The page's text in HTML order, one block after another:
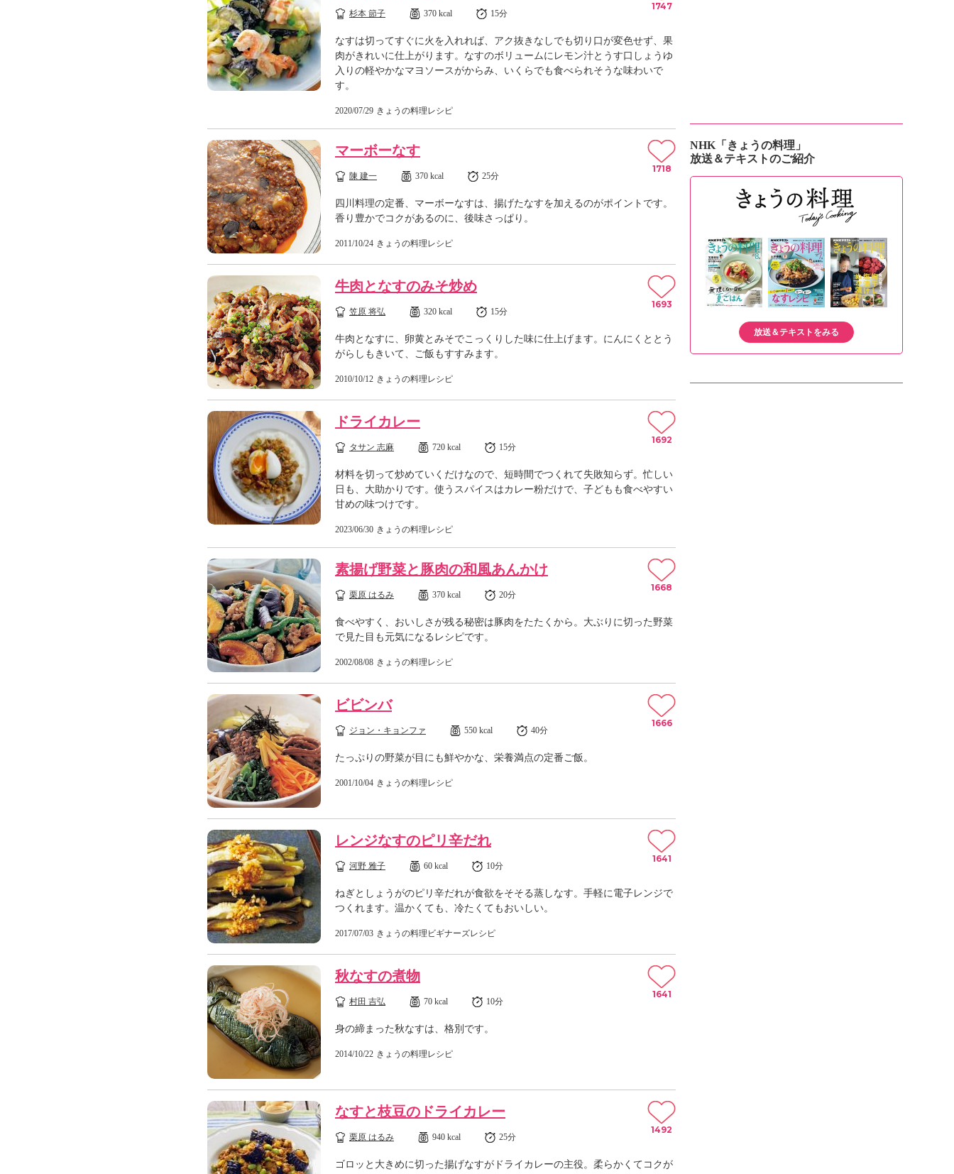
杉本 節子 370 kcal 15分
なすは切ってすぐに火を入れれば、アク抜きなしでも切り口が変色せず、果
肉がきれいに仕上がります。なすのボリュームにレモン汁とうす口しょうゆ
入りの軽やかなマヨソースがからみ、いくらでも食べられそうな味わいで
す。
2020/07/29 きょうの料理レシピ
1747
マーボーなす
陳 建一 370 kcal 25分
四川料理の定番、マーボーなすは、揚げたなすを加えるのがポイントです。
香り豊かでコクがあるのに、後味さっぱり。
2011/10/24 きょうの料理レシピ
1718
牛肉となすのみそ炒め
笠原 将弘 320 kcal 15分
牛肉となすに、卵黄とみそでこっくりした味に仕上げます。にんにくととう
がらしもきいて、ご飯もすすみます。
2010/10/12 きょうの料理レシピ
1693
ドライカレー
タサン 志麻 720 kcal 15分
材料を切って炒めていくだけなので、短時間でつくれて失敗知らず。忙しい
日も、大助かりです。使うスパイスはカレー粉だけで、子どもも食べやすい
甘めの味つけです。
2023/06/30 きょうの料理レシピ
1692
素揚げ野菜と豚肉の和風あんかけ
栗原 はるみ 370 kcal 20分
食べやすく、おいしさが残る秘密は豚肉をたたくから。大ぶりに切った野菜
で見た目も元気になるレシピです。
2002/08/08 きょうの料理レシピ
1668
ビビンバ
ジョン・キョンファ 550 kcal 40分
たっぷりの野菜が目にも鮮やかな、栄養満点の定番ご飯。
2001/10/04 きょうの料理レシピ
1666
レンジなすのピリ辛だれ
河野 雅子 60 kcal 10分
ねぎとしょうがのピリ辛だれが食欲をそそる蒸しなす。手軽に電子レンジで
つくれます。温かくても、冷たくてもおいしい。
2017/07/03 きょうの料理ビギナーズレシピ
1641
秋なすの煮物
村田 吉弘 70 kcal 10分
身の締まった秋なすは、格別です。
2014/10/22 きょうの料理レシピ
1641
なすと枝豆のドライカレー
栗原 はるみ 940 kcal 25分
ゴロッと大きめに切った揚げなすがドライカレーの主役。柔らかくてコクが
1492
NHK「きょうの料理」
放送＆テキストのご紹介
放送＆テキストをみる